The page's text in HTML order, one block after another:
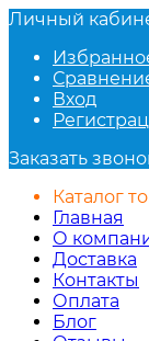
Личный
Вход
Заказать
Каталог
Главная
О
Доставка
Контакты
Оплата
Блог